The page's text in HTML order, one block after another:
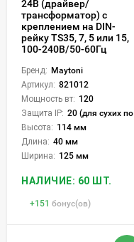
24В (драйвер/
трансформатор) с
креплением на DIN-
рейку TS35, 7, 5 или 15,
100-240В/50-60Гц
Бренд: Maytoni
Артикул: 821012
Мощность вт: 120
Защита IP: 20 (для сухих пом.)
Высота: 114 мм
Длина: 40 мм
Ширина: 125 мм
НАЛИЧИЕ: 60 ШТ.
+151 бонус(ов)